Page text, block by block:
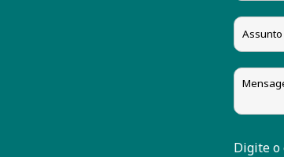
Digite o